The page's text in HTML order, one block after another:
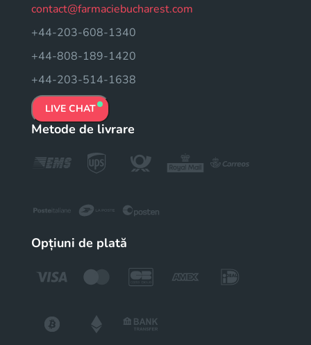
contact@farmaciebucharest.com
+44-203-608-1340
+44-808-189-1420
+44-203-514-1638
LIVE CHAT
Metode de livrare
Opțiuni de plată